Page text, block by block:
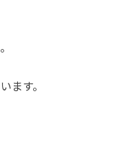
ます。